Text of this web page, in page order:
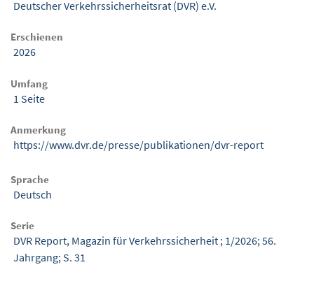
Deutscher Verkehrssicherheitsrat (DVR) e.V.
Erschienen
2026
Umfang
1 Seite
Anmerkung
https://www.dvr.de/presse/publikationen/dvr-report
Sprache
Deutsch
Serie
DVR Report, Magazin für Verkehrssicherheit ; 1/2026; 56.
Jahrgang; S. 31